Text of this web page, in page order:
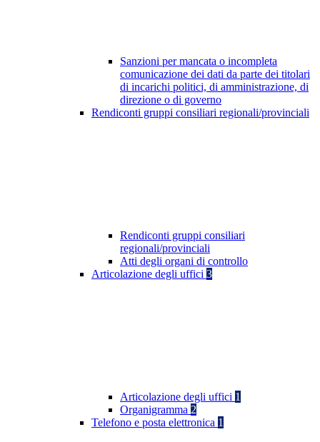
Sanzioni per mancata o incompleta
comunicazione dei dati da parte dei titolari
di incarichi politici, di amministrazione, di
direzione o di governo
Rendiconti gruppi consiliari regionali/provinciali
Rendiconti gruppi consiliari
regionali/provinciali
Atti degli organi di controllo
Articolazione degli uffici 3
Articolazione degli uffici 1
Organigramma 2
Telefono e posta elettronica 1